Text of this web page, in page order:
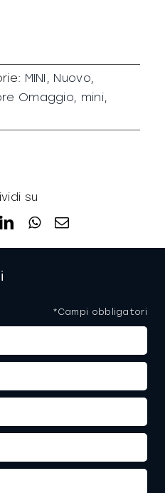
MINI , Nuovo,
Omaggio, mini,
su
LinkedInWhatsApp
Email
*Campi obbligatori